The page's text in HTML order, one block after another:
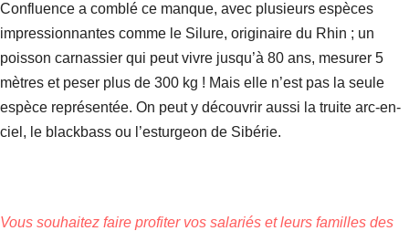
Confluence a comblé ce manque, avec plusieurs espèces
impressionnantes comme le Silure, originaire du Rhin ; un
poisson carnassier qui peut vivre jusqu’à 80 ans, mesurer 5
mètres et peser plus de 300 kg ! Mais elle n’est pas la seule
espèce représentée. On peut y découvrir aussi la truite arc-en-
ciel, le blackbass ou l’esturgeon de Sibérie.
Vous souhaitez faire profiter vos salariés et leurs familles des